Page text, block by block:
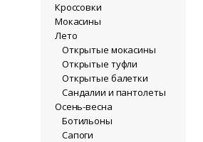
Кроссовки
Мокасины
Лето
Открытые мокасины
Открытые туфли
Открытые балетки
Сандалии и пантолеты
Осень-весна
Ботильоны
Сапоги